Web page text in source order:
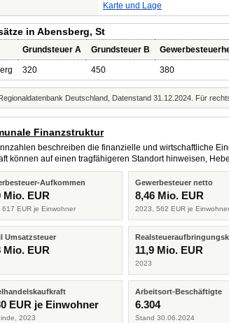
Karte und Lage
in Abensberg, St
Grundsteuer A Grundsteuer B
320 450 380
Deutschland, Datenstand 31.12.2024. Für
Finanzstruktur
beschreiben die finanzielle und wirtschaftliche
können auf einen tragfähigeren Standort hinweisen,
Aufkommen
Mio. EUR
617 EUR je Einwohner
Gewerbesteuer netto
8,46 Mio. EUR
2023, 562 EUR je Einwohner
Umsatzsteuer
Mio. EUR 11,9 Mio. EUR
2023
EUR je Einwohner
2023
Arbeitsort-Beschäftigte
6.304
Stand 30.06.2024